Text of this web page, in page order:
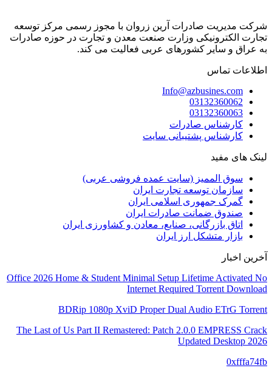
شرکت مدیریت صادرات آرین زروان با مجوز رسمی مرکز توسعه
تجارت الکترونیکی وزارت صنعت معدن و تجارت در حوزه صادرات
به عراق و سایر کشورهای عربی فعالیت می کند.
اطلاعات تماس
Info@azbusines.com
03132360062
03132360063
کارشناس صادرات
کارشناس پشتیبانی سایت
لینک های مفید
سوق الممیز (سایت عمده فروشی عربی)
سازمان توسعه تجارت ایران
گمرک جمهوری اسلامی ایران
صندوق ضمانت صادرات ایران
اتاق بازرگانی، صنایع، معادن و کشاورزی ایران
بازار متشکل ارز ایران
آخرین اخبار
Office 2026 Home & Student Minimal Setup Lifetime Activated No
Internet Required Torrent Downloаd
BDRip 1080p XviD Proper Dual Audio ETrG Torrent
The Last of Us Part II Remastered: Patch 2.0.0 EMPRESS Crack
Updated Desktop 2026
0xfffa74fb